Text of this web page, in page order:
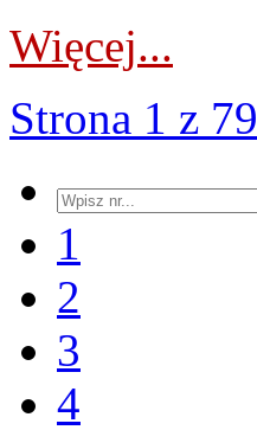
Więcej...
Strona 1 z 79
1
2
3
4